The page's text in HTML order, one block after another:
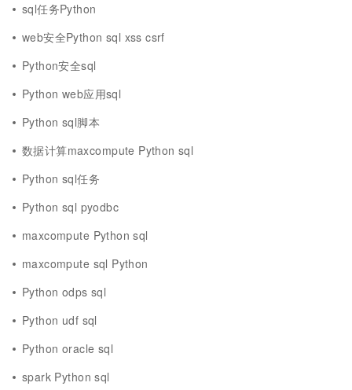
sql任务Python
web安全Python sql xss csrf
Python安全sql
Python web应用sql
Python sql脚本
数据计算maxcompute Python sql
Python sql任务
Python sql pyodbc
maxcompute Python sql
maxcompute sql Python
Python odps sql
Python udf sql
Python oracle sql
spark Python sql